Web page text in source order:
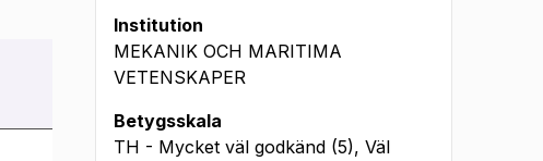
Institution
MEKANIK OCH MARITIMA
VETENSKAPER
Betygsskala
TH - Mycket väl godkänd (5), Väl